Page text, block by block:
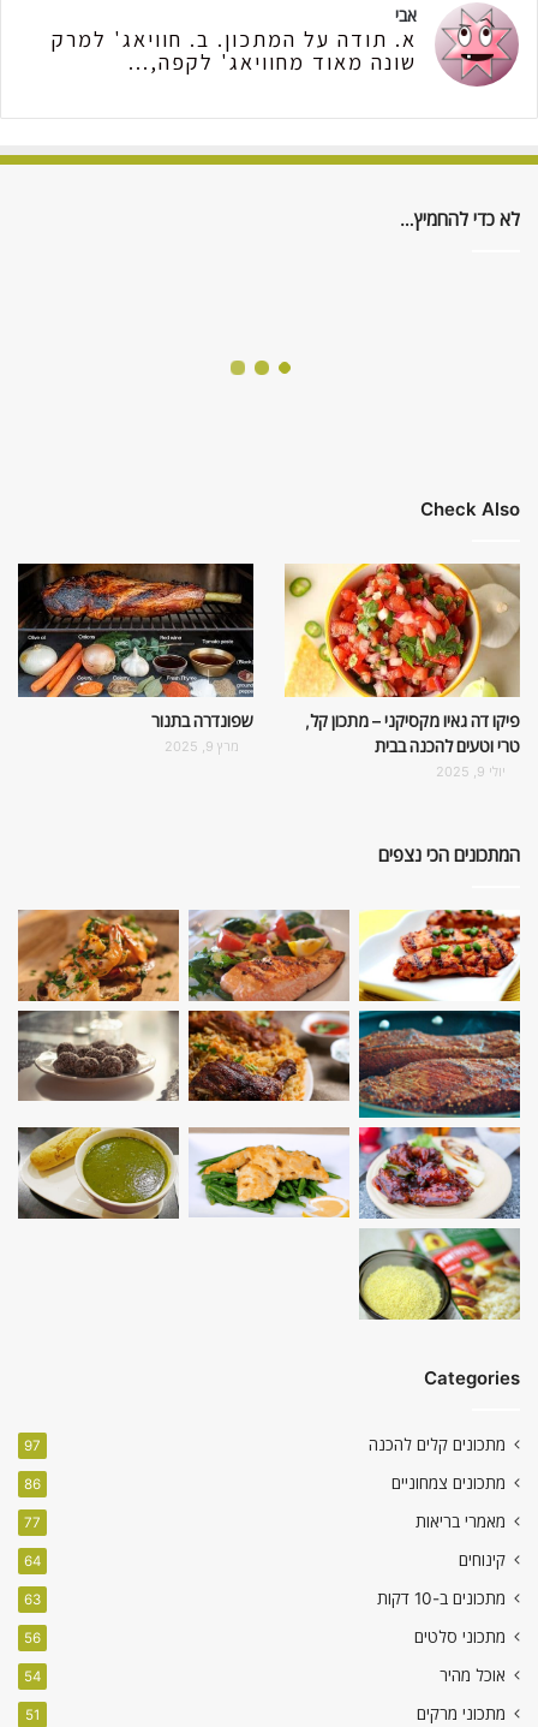
אבי
א. תודה על המתכון. ב. חוויאג' למרק
שונה מאוד מחוויאג' לקפה,...
לא כדי להחמיץ…
Check Also
פיקו דה גאיו מקסיקני – מתכון קל,
טרי וטעים להכנה בבית
יולי 9, 2025
שפונדרה בתנור
מרץ 9, 2025
המתכונים הכי נצפים
Categories
מתכונים קלים להכנה 97
מתכונים צמחוניים 86
מאמרי בריאות 77
קינוחים 64
מתכונים ב-10 דקות 63
מתכוני סלטים 56
אוכל מהיר 54
מתכוני מרקים 51